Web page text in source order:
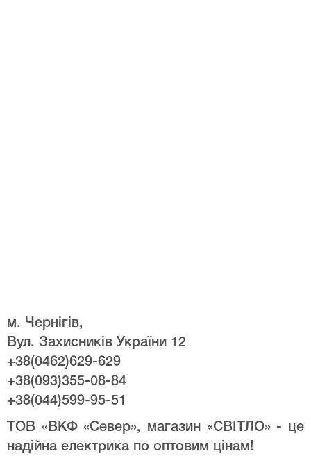
м. Чернігів,
Вул. Захисників України 12
+38(0462)629-629
+38(093)355-08-84
+38(044)599-95-51
ТОВ «ВКФ «Север», магазин «СВІТЛО» - це
надійна електрика по оптовим цінам!